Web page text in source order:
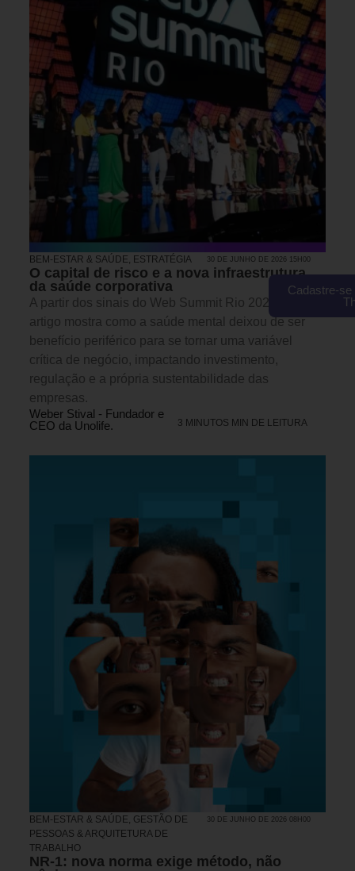
BEM-ESTAR & SAÚDE, ESTRATÉGIA 30 DE JUNHO DE 2026 15H00
O capital de risco e a nova infraestrutura
da saúde corporativa
A partir dos sinais do Web Summit Rio 2026, este
artigo mostra como a saúde mental deixou de ser
benefício periférico para se tornar uma variável
crítica de negócio, impactando investimento,
regulação e a própria sustentabilidade das
empresas.
Weber Stival - Fundador e
CEO da Unolife.
3 MINUTOS MIN DE LEITURA
BEM-ESTAR & SAÚDE, GESTÃO DE
PESSOAS & ARQUITETURA DE
TRABALHO
30 DE JUNHO DE 2026 08H00
NR-1: nova norma exige método, não
Cadastre-